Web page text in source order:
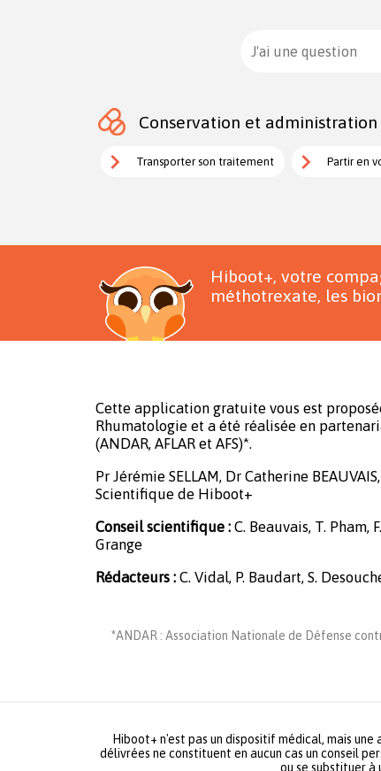
J'ai une question
Conservation et
Transporter son traitement Partir en
Hiboot+, votre
méthotrexate, les
Cette application gratuite vous est
Rhumatologie et a été réalisée en
(ANDAR, AFLAR et AFS)*.
Pr Jérémie SELLAM, Dr Catherine
Scientifique de Hiboot+
Conseil scientifique : C. Beauvais, T. Pham,
Grange
Rédacteurs : C. Vidal, P. Baudart, S.
*ANDAR : Association Nationale de Défense
Hiboot+ n'est pas un dispositif médical, mais
délivrées ne constituent en aucun cas un conseil
ou se substituer à